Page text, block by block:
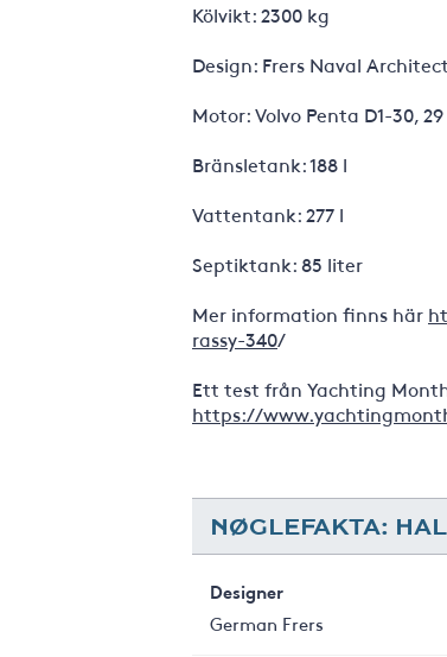
Kölvikt: 2300 kg
Design: Frers Naval
Motor: Volvo Penta D1-30,
Bränsletank: 188 l
Vattentank: 277 l
Septiktank: 85 liter
Mer information finns här
rassy-340/
Ett test från Yachting
https://
NØGLEFAKTA:
Designer
German Frers